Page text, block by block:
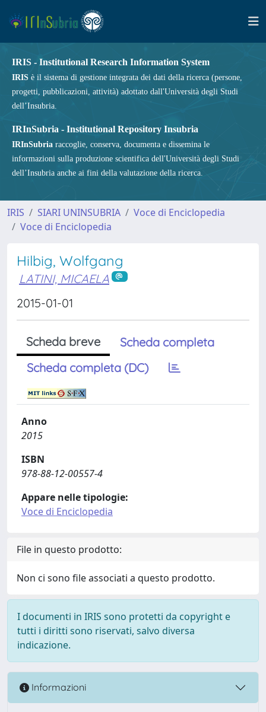
IRIS - Institutional Research Information System
IRIS è il sistema di gestione integrata dei dati della ricerca (persone,
progetti, pubblicazioni, attività) adottato dall'Università degli Studi
dell’Insubria.
IRInSubria - Institutional Repository Insubria
IRInSubria raccoglie, conserva, documenta e dissemina le
informazioni sulla produzione scientifica dell'Università degli Studi
dell’Insubria anche ai fini della valutazione della ricerca.
IRIS SIARI UNINSUBRIA
Voce di Enciclopedia
Voce di Enciclopedia
Hilbig, Wolfgang
LATINI, MICAELA
2015-01-01
Scheda breve
Scheda completa
Scheda completa (DC)
Anno
2015
ISBN
978-88-12-00557-4
Appare nelle tipologie:
Voce di Enciclopedia
File in questo prodotto:
Non ci sono file associati a questo prodotto.
I documenti in IRIS sono protetti da copyright e
tutti i diritti sono riservati, salvo diversa
indicazione.
Informazioni